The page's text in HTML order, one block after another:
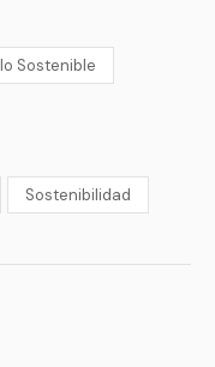
Sostenible
Sostenibilidad